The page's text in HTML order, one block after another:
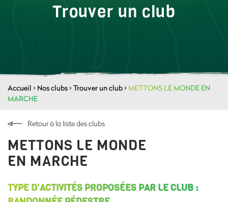
Trouver un club
Accueil > Nos clubs>Trouver un club> METTONS LE MONDE EN
MARCHE
Retour à la liste des clubs
METTONS LE MONDE
EN MARCHE
TYPE D'ACTIVITÉS PROPOSÉES PAR LE CLUB :